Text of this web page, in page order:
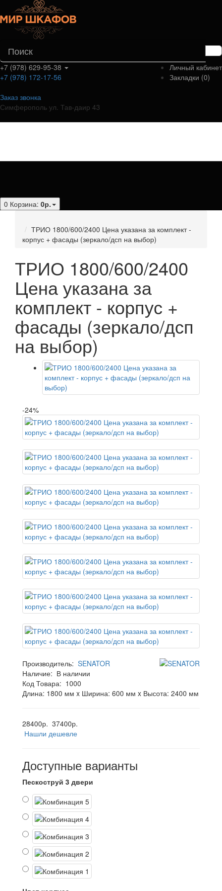
Личный кабинет
Закладки (0)
+7 (978) 629-95-38
+7 (978) 172-17-56
Заказ звонка
Симферополь ул. Тав-даир 43
0 Корзина: 0р.
ТРИО 1800/600/2400 Цена указана за комплект -
корпус + фасады (зеркало/дсп на выбор)
ТРИО 1800/600/2400
Цена указана за
комплект - корпус +
фасады (зеркало/дсп
на выбор)
-24%
Производитель: SENATOR
Наличие: В наличии
Код Товара: 1000
Длина: 1800 мм x Ширина: 600 мм x Высота: 2400 мм
28400р. 37400р.
Нашли дешевле
Доступные варианты
Пескоструй 3 двери